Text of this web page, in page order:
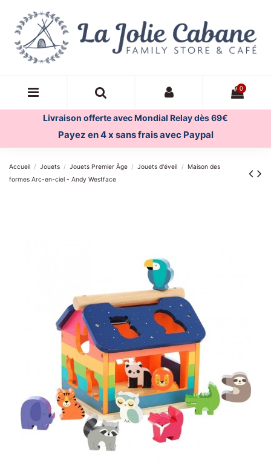
0
Livraison offerte avec Mondial Relay dès 69€
Payez en 4 x sans frais avec Paypal
Accueil Jouets Jouets Premier Âge Jouets d'éveil
Maison des
formes Arc-en-ciel - Andy Westface